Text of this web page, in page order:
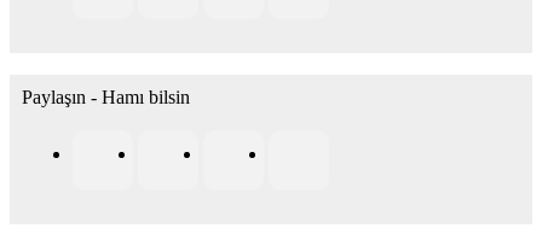
Paylaşın - Hamı bilsin